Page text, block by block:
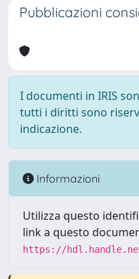
Pubblicazioni
I documenti in IRIS
tutti i diritti sono
indicazione.
Informazioni
Utilizza questo
link a questo
https://